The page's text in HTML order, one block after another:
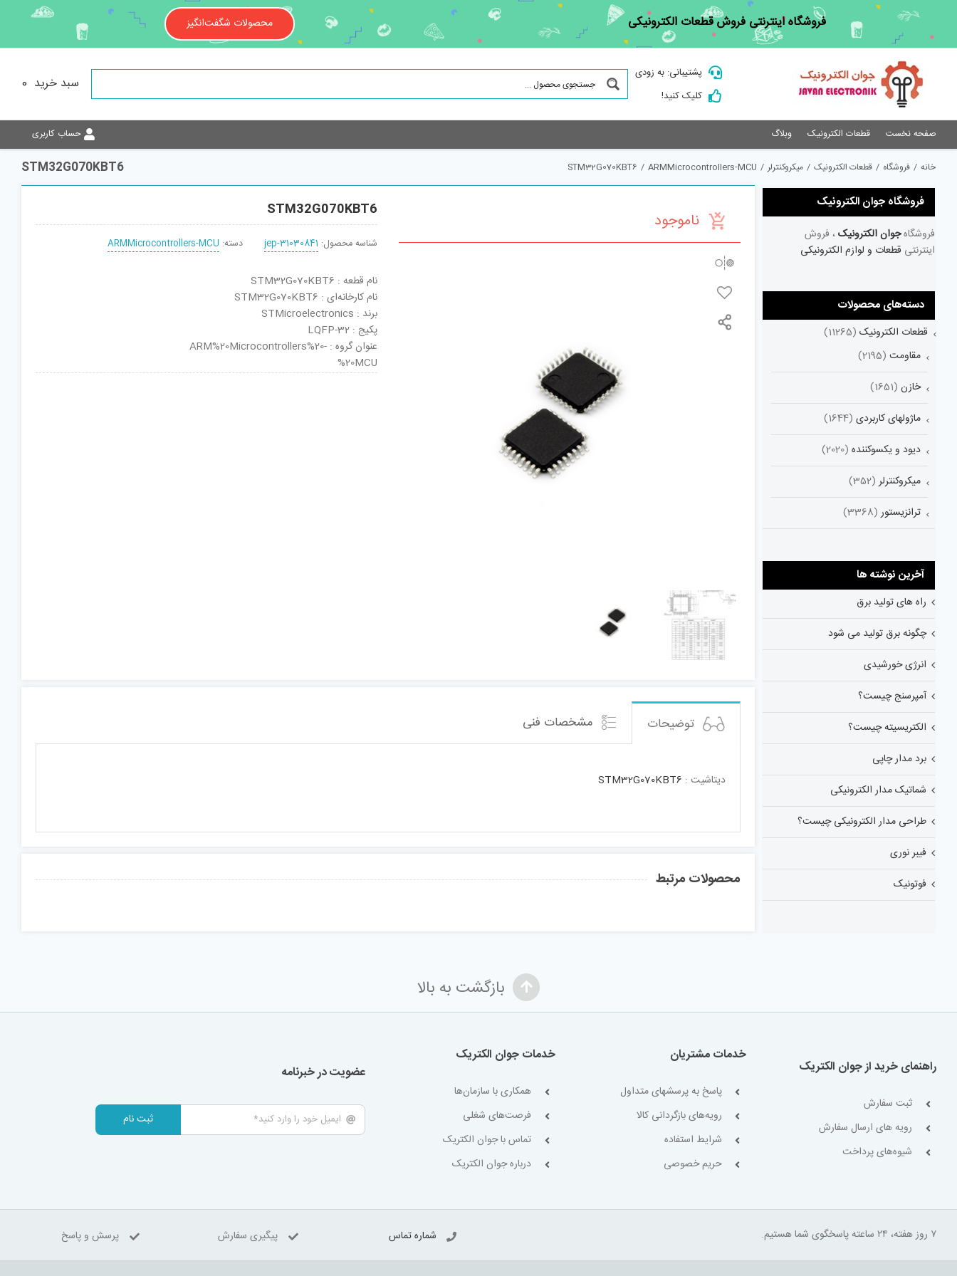
content
فروشگاه اینترنتی فروش قطعات الکترونیکی محصولات شگفت‌انگیز
پشتیبانی: به زودی
کلیک کنید!
سبد خرید 0
صفحه نخست قطعات الکترونیک وبلاگ حساب کاربری
STM32G070KBT6 خانه / فروشگاه / قطعات الکترونیک / میکروکنترلر /
ARMMicrocontrollers-MCU
/
STM32G070KBT6
ناموجود STM32G070KBT6
شناسه محصول: jep-31030841 دسته: ARMMicrocontrollers-MCU
نام قطعه : STM32G070KBT6
نام کارخانه‌ای : STM32G070KBT6
برند : STMicroelectronics
پکیج : LQFP-32
عنوان گروه : ARM%20Microcontrollers%20-
%20MCU
توضیحات مشخصات فنی
دیتاشیت : STM32G070KBT6
محصولات مرتبط
فروشگاه جوان الکترونیک
فروشگاهجوان الکترونیک ، فروش
اینترنتی قطعات و لوازم الکترونیکی
دسته‌های محصولات
قطعات الکترونیک (11265)
مقاومت (2195)
خازن (1651)
ماژولهای کاربردی (1644)
دیود و یکسوکننده (2020)
میکروکنترلر (352)
ترانزیستور (3368)
آخرین نوشته ها
راه های تولید برق
چگونه برق تولید می شود
انرژی خورشیدی
آمپرسنج چیست؟
الکتریسیته چیست؟
برد مدار چاپی
شماتیک مدار الکترونیکی
طراحی مدار الکترونیکی چیست؟
فیبر نوری
فوتونیک
بازگشت به بالا
راهنمای خرید از جوان الکتریک
ثبت سفارش
رویه های ارسال سفارش
شیوه‌های پرداخت
خدمات مشتریان
پاسخ به پرسشهای متداول
رویه‌های بازگردانی کالا
شرایط استفاده
حریم خصوصی
خدمات جوان الکتریک
همکاری با سازمان‌ها
فرصت‌های شغلی
تماس با جوان الکتریک
درباره جوان الکتریک
عضویت در خبرنامه
ثبت نام
۷ روز هفته، ۲۴ ساعته پاسخگوی شما هستیم. شماره تماس پیگیری سفارش پرسش و پاسخ